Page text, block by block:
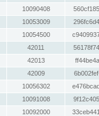
10090408
10053009
10054500
42011
42013
42009
10056302
10091008
10092000